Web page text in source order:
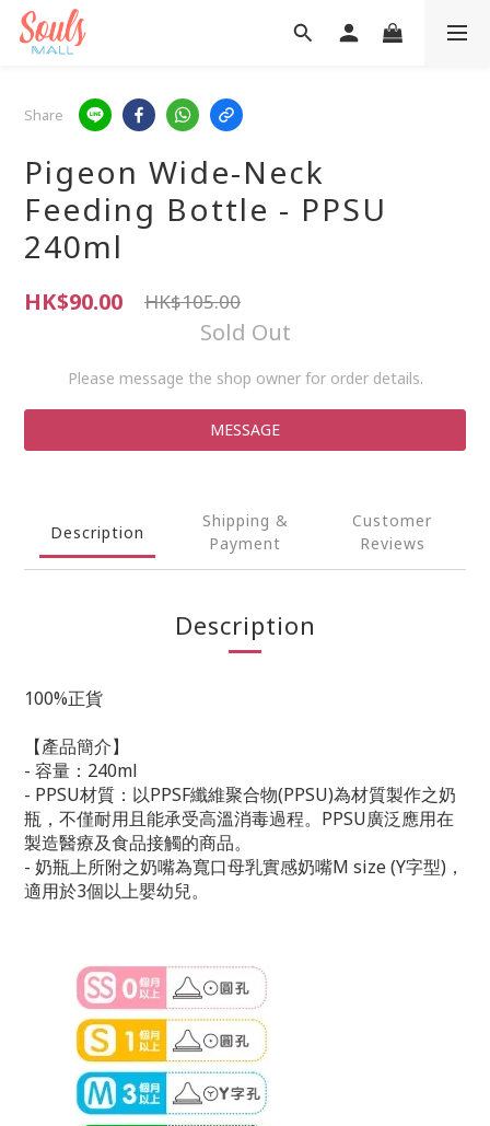
Share
Pigeon Wide-Neck
Feeding Bottle - PPSU
240ml
HK$90.00 HK$105.00
Sold Out
Please message the shop owner for order details.
MESSAGE
Description
Shipping &
Payment
Customer
Reviews
Description
100%正貨
【產品簡介】
- 容量：240ml
- PPSU材質：以PPSF纖維聚合物(PPSU)為材質製作之奶
瓶，不僅耐用且能承受高溫消毒過程。PPSU廣泛應用在
製造醫療及食品接觸的商品。
- 奶瓶上所附之奶嘴為寬口母乳實感奶嘴M size (Y字型)，
適用於3個以上嬰幼兒。